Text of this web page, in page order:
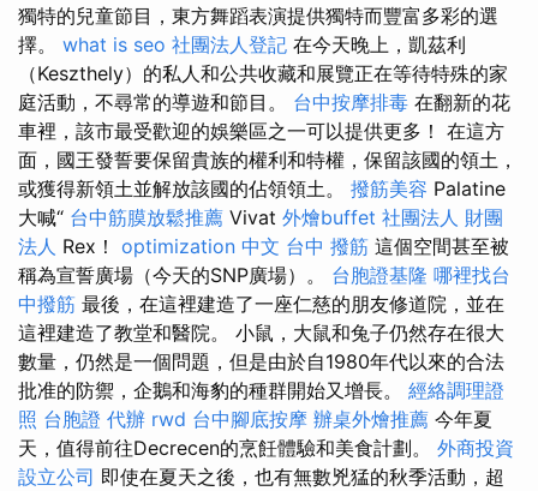
獨特的兒童節目，東方舞蹈表演提供獨特而豐富多彩的選
擇。 what is seo 社團法人登記 在今天晚上，凱茲利
（Keszthely）的私人和公共收藏和展覽正在等待特殊的家
庭活動，不尋常的導遊和節目。 台中按摩排毒 在翻新的花
車裡，該市最受歡迎的娛樂區之一可以提供更多！ 在這方
面，國王發誓要保留貴族的權利和特權，保留該國的領土，
或獲得新領土並解放該國的佔領領土。 撥筋美容 Palatine
大喊“ 台中筋膜放鬆推薦 Vivat 外燴buffet 社團法人 財團
法人 Rex！ optimization 中文 台中 撥筋 這個空間甚至被
稱為宣誓廣場（今天的SNP廣場）。 台胞證基隆 哪裡找台
中撥筋 最後，在這裡建造了一座仁慈的朋友修道院，並在
這裡建造了教堂和醫院。 小鼠，大鼠和兔子仍然存在很大
數量，仍然是一個問題，但是由於自1980年代以來的合法
批准的防禦，企鵝和海豹的種群開始又增長。 經絡調理證
照 台胞證 代辦 rwd 台中腳底按摩 辦桌外燴推薦 今年夏
天，值得前往Decrecen的烹飪體驗和美食計劃。 外商投資
設立公司 即使在夏天之後，也有無數兇猛的秋季活動，超